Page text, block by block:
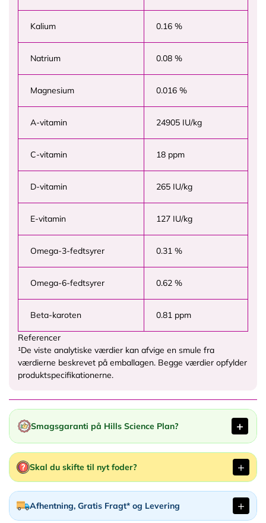
Kalium 0.16 %
Natrium 0.08 %
Magnesium 0.016 %
A-vitamin 24905 IU/kg
C-vitamin 18 ppm
D-vitamin 265 IU/kg
E-vitamin 127 IU/kg
Omega-3-fedtsyrer 0.31 %
Omega-6-fedtsyrer 0.62 %
Beta-karoten 0.81 ppm
Referencer
¹De viste analytiske værdier kan afvige en smule fra
værdierne beskrevet på emballagen. Begge værdier opfylder
produktspecifikationerne.
Smagsgaranti på Hills Science Plan?
Skal du skifte til nyt foder?
Afhentning, Gratis Fragt* og Levering